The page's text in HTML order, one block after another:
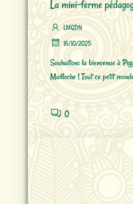
La mini-ferme
LMQDN
16/10/2025
Souhaitons la bienvenue à
Mailloche ! Tout ce petit
0